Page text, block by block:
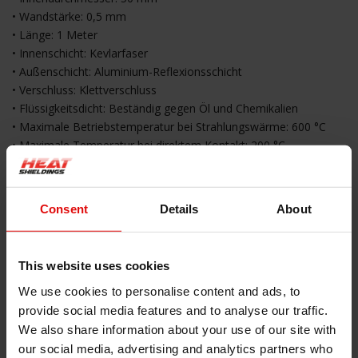
Consent Details About
This website uses cookies
We use cookies to personalise content and ads, to
provide social media features and to analyse our traffic.
We also share information about your use of our site with
our social media, advertising and analytics partners who
• Wandstärke: 0,5 mm
• Länge: 1 Meter
• Innenschicht: Kevlarfaser
• Außenschicht: Aluminium-Reflexionsschicht
• Verschluss: Klettverschluss
• Flüssigkeitsdicht: Beständig gegen Öl und Chemikalien
• Maximale Betriebstemperatur bei Strahlungswärme: 600 °C
• Maximale Temperatur bei direktem Kontakt: 200 °C
• Schmelztemperatur: 1095 °C
Wichtigste Eigenschaften
• Reflektiert Strahlungswärme bis 600 °C
• Schutz bei direktem Kontakt mit heißen Oberflächen bis 200 °C
• Flexible Kevlar-Innenschicht für bewegliche Komponenten
• Einfache Montage durch Klettverschluss
• Keine Demontage von Kabeln oder Leitungen erforderlich